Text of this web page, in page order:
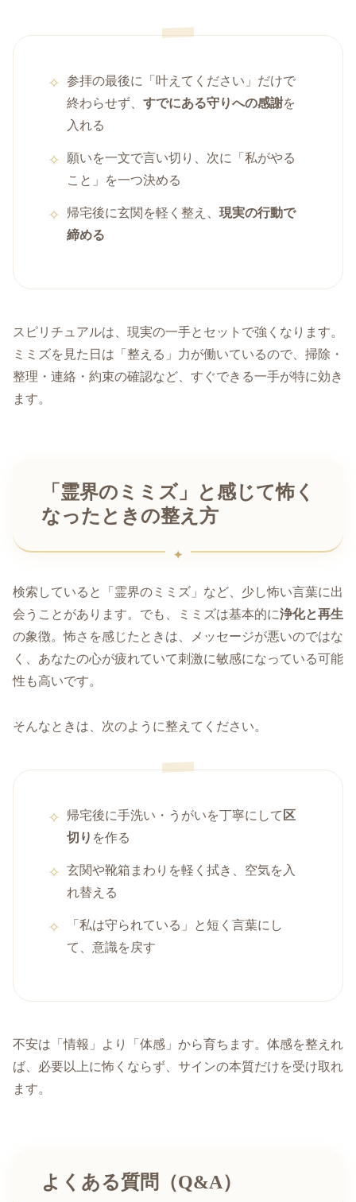
参拝の最後に「叶えてください」だけで
終わらせず、すでにある守りへの感謝を
入れる
願いを一文で言い切り、次に「私がやる
こと」を一つ決める
帰宅後に玄関を軽く整え、現実の行動で
締める
スピリチュアルは、現実の一手とセットで強くなります。
ミミズを見た日は「整える」力が働いているので、掃除・
整理・連絡・約束の確認など、すぐできる一手が特に効き
ます。
「霊界のミミズ」と感じて怖く
なったときの整え方
検索していると「霊界のミミズ」など、少し怖い言葉に出
会うことがあります。でも、ミミズは基本的に浄化と再生
の象徴。怖さを感じたときは、メッセージが悪いのではな
く、あなたの心が疲れていて刺激に敏感になっている可能
性も高いです。
そんなときは、次のように整えてください。
帰宅後に手洗い・うがいを丁寧にして 区
切り を作る
玄関や靴箱まわりを軽く拭き、空気を入
れ替える
「私は守られている」と短く言葉にし
て、意識を戻す
不安は「情報」より「体感」から育ちます。体感を整えれ
ば、必要以上に怖くならず、サインの本質だけを受け取れ
ます。
よくある質問（Q&A）